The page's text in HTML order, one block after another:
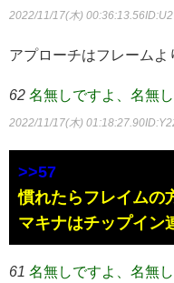
2022/11/17(木) 00:36:13.56
アプローチはフレームよ
62 名無しですよ、名無
2022/11/17(木) 01:18:27.90
>>57
慣れたらフレイムの
マキナはチップイン
61 名無しですよ、名無